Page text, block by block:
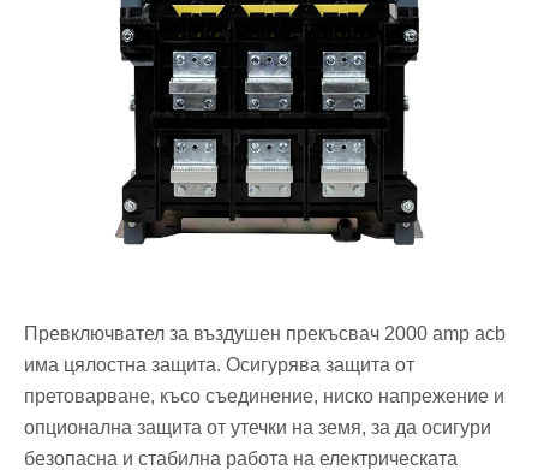
Превключвател за въздушен прекъсвач 2000 amp acb
има цялостна защита. Осигурява защита от
претоварване, късо съединение, ниско напрежение и
опционална защита от утечки на земя, за да осигури
безопасна и стабилна работа на електрическата